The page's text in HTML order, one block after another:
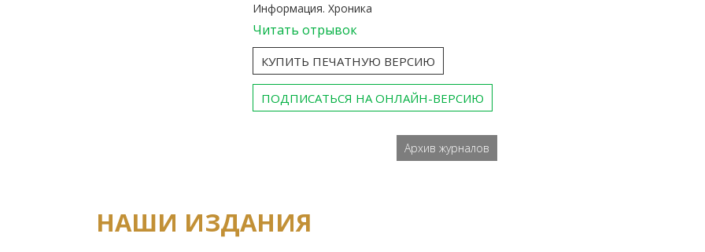
Информация. Хроника
Читать отрывок
КУПИТЬ ПЕЧАТНУЮ ВЕРСИЮ
ПОДПИСАТЬСЯ НА ОНЛАЙН-ВЕРСИЮ
Архив журналов
НАШИ ИЗДАНИЯ